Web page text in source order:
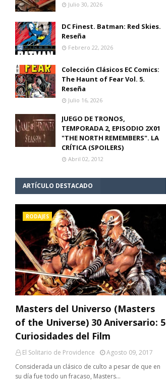
Julio 30, 2026
DC Finest. Batman: Red Skies.
Reseña
Febrero 22, 2026
Colección Clásicos EC Comics:
The Haunt of Fear Vol. 5.
Reseña
Julio 16, 2026
JUEGO DE TRONOS,
TEMPORADA 2, EPISODIO 2X01
"THE NORTH REMEMBERS". LA
CRÍTICA (SPOILERS)
Abril 02, 2012
ARTÍCULO DESTACADO
RODAJES
Masters del Universo (Masters
of the Universe) 30 Aniversario: 5
Curiosidades del Film
El Solitario de Providence
Agosto 09, 2017
Considerada un clásico de culto a pesar de que en
su día fue todo un fracaso, Masters…